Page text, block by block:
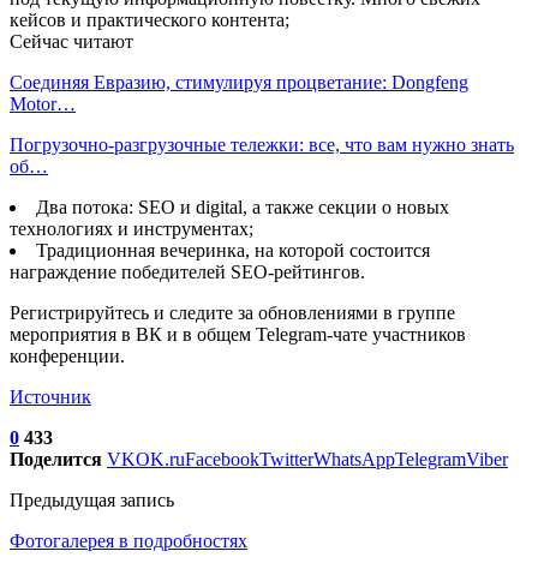
кейсов и практического контента;
Сейчас читают
Соединяя Евразию, стимулируя процветание: Dongfeng
Motor…
Погрузочно-разгрузочные тележки: все, что вам нужно знать
об…
Два потока: SEO и digital, а также секции о новых
технологиях и инструментах;
Традиционная вечеринка, на которой состоится
награждение победителей SEO-рейтингов.
Регистрируйтесь и следите за обновлениями в группе
мероприятия в ВК и в общем Telegram-чате участников
конференции.
Источник
0 433
Поделится VKOK.ruFacebookTwitterWhatsAppTelegramViber
Предыдущая запись
Фотогалерея в подробностях